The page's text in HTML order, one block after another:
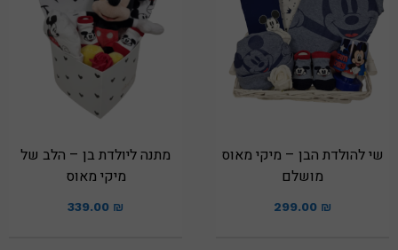
שי להולדת הבן – מיקי מאוס
מושלם
299.00 ₪
מתנה ליולדת בן – הלב של
מיקי מאוס
339.00 ₪